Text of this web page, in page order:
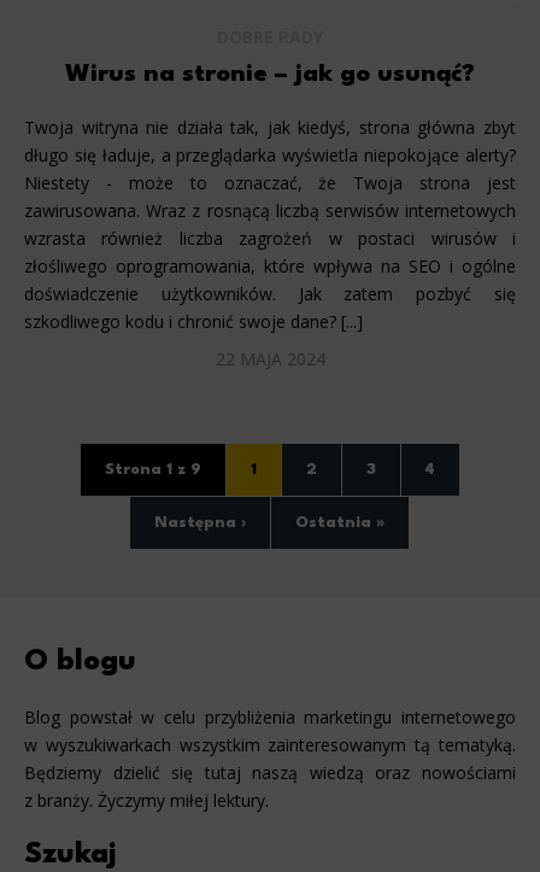
party files that, in conjunction with files installed while browsing other websites, profile the user,
retargeting content deemed most appropriate.
Wirus na stronie – jak go usunąć?
Twoja witryna nie działa tak, jak kiedyś, strona główna zbyt
długo się ładuje, a przeglądarka wyświetla niepokojące alerty?
Niestety - może to oznaczać, że Twoja strona jest
zawirusowana. Wraz z rosnącą liczbą serwisów internetowych
wzrasta również liczba zagrożeń w postaci wirusów i
złośliwego oprogramowania, które wpływa na SEO i ogólne
doświadczenie użytkowników. Jak zatem pozbyć się
szkodliwego kodu i chronić swoje dane? [...]
22 MAJA 2024
Strona 1 z 9 1 2 3 4
Następna › Ostatnia »
O blogu
Blog powstał w celu przybliżenia marketingu internetowego
w wyszukiwarkach wszystkim zainteresowanym tą tematyką.
Będziemy dzielić się tutaj naszą wiedzą oraz nowościami
z branży. Życzymy miłej lektury.
Szukaj